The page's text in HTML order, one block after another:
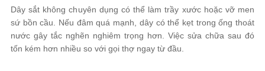
Dây sắt không chuyên dụng có thể làm trầy xước hoặc vỡ men
sứ bồn cầu. Nếu đâm quá mạnh, dây có thể kẹt trong ống thoát
nước gây tắc nghẽn nghiêm trọng hơn. Việc sửa chữa sau đó
tốn kém hơn nhiều so với gọi thợ ngay từ đầu.